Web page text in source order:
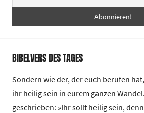
BIBELVERS DES TAGES
Sondern wie der, der euch berufen
ihr heilig sein in eurem ganzen
geschrieben: »Ihr sollt heilig sein,